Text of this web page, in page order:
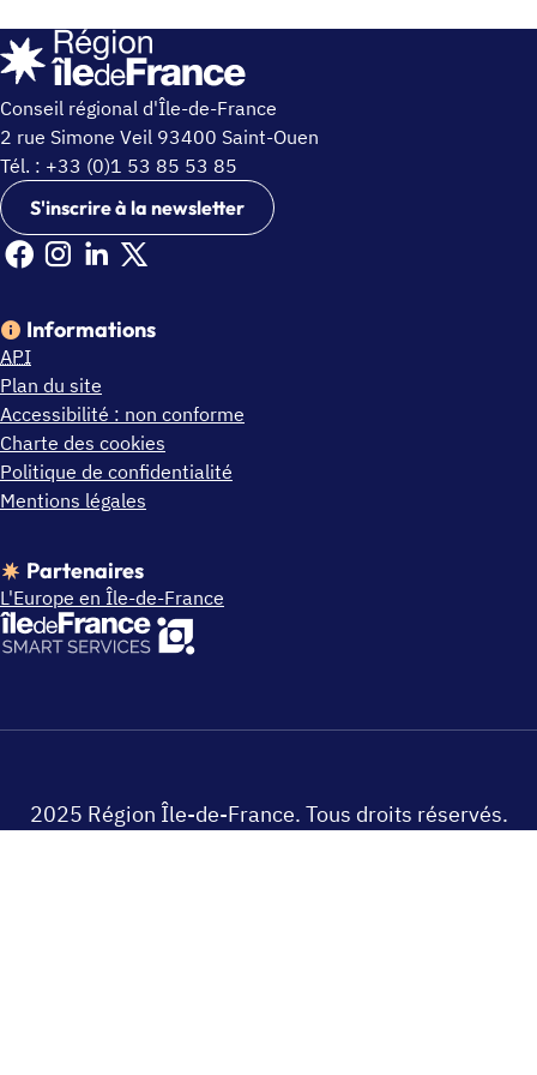
Conseil régional d'Île-de-France
2 rue Simone Veil 93400 Saint-Ouen
Tél. : +33 (0)1 53 85 53 85
S'inscrire à la newsletter
Facebook Ile de France (nouvelle fenêtre)
Instagram Ile de France (nouvelle fenêtre)
Linkedin Ile de France (nouvelle fenêtre)
X Ile de France (nouvelle fenêtre)
Informations
API
Plan du site
Accessibilité : non conforme
Charte des cookies
Politique de confidentialité
Mentions légales
Partenaires
L'Europe en Île-de-France
2025 Région Île-de-France. Tous droits réservés.